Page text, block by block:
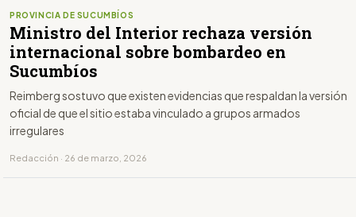
PROVINCIA DE SUCUMBÍOS
Ministro del Interior rechaza versión
internacional sobre bombardeo en
Sucumbíos
Reimberg sostuvo que existen evidencias que respaldan la versión
oficial de que el sitio estaba vinculado a grupos armados
irregulares
Redacción · 26 de marzo, 2026